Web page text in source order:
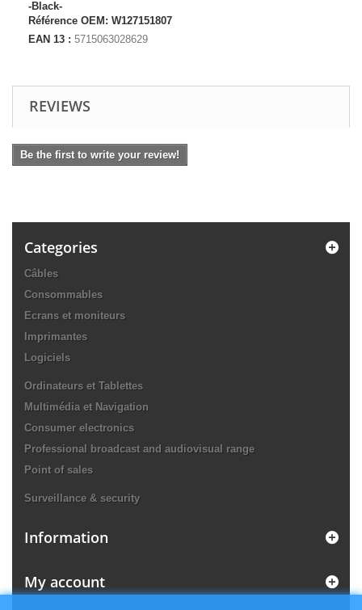
-Black-
Référence OEM: W127151807
EAN 13 : 5715063028629
REVIEWS
Be the first to write your review!
Categories
Câbles
Consommables
Ecrans et moniteurs
Imprimantes
Logiciels
Ordinateurs et Tablettes
Multimédia et Navigation
Consumer electronics
Professional broadcast and audiovisual range
Point of sales
Surveillance & security
Information
My account